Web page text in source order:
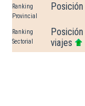
Ranking
Provincial
Ranking
Sectorial
viajes